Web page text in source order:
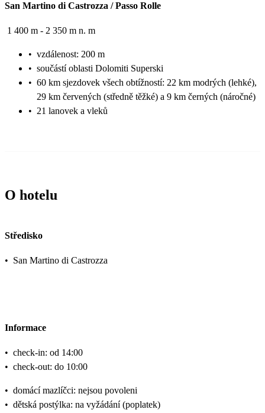
San Martino di Castrozza / Passo Rolle
1 400 m - 2 350 m n. m
• vzdálenost: 200 m
• součástí oblasti Dolomiti Superski
• 60 km sjezdovek všech obtížností: 22 km modrých (lehké),
29 km červených (středně těžké) a 9 km černých (náročné)
• 21 lanovek a vleků
O hotelu
Středisko
• San Martino di Castrozza
Informace
• check-in: od 14:00
• check-out: do 10:00
• domácí mazlíčci: nejsou povoleni
• dětská postýlka: na vyžádání (poplatek)